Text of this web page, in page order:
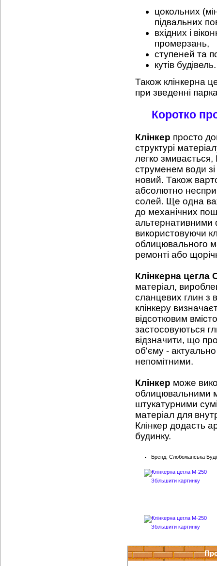
цокольних
підвальних
вхідних і
промерзань,
ступеней та
кутів будівель.
Також клінкерна
при зведенні
Коротко
Клінкер просто
структурі
легко
струменем води
новий. Також
абсолютно
солей. Ще одна
до механічних
використовуючи
облицювального
ремонті або
Клінкерна цегла
матеріал,
сланцевих глин з
клінкеру
відсотковим
застосовуються
відзначити, що
об'єму - актуально
непомітними.
Клінкер може
облицювальними
штукатурними
матеріал для
Клінкер додасть
будинку.
Бренд: Слобожанська
Збільшити картинку
Збільшити картинку